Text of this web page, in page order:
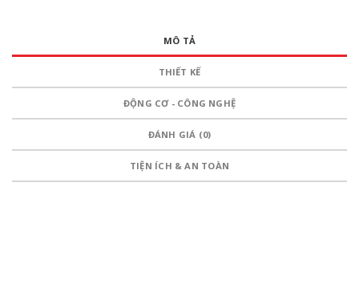
MÔ TẢ
THIẾT KẾ
ĐỘNG CƠ - CÔNG NGHỆ
ĐÁNH GIÁ (0)
TIỆN ÍCH & AN TOÀN